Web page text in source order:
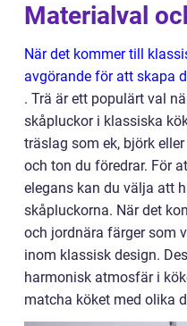
Materialval
När det kommer till
avgörande för att skapa
. Trä är ett populärt val
skåpluckor i klassiska
träslag som ek, björk
och ton du föredrar. För
elegans kan du välja att
skåpluckorna. När det
och jordnära färger som
inom klassisk design.
harmonisk atmosfär i
matcha köket med olika